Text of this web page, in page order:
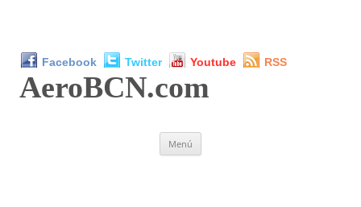
Facebook Twitter Youtube RSS
AeroBCN.com
Menú